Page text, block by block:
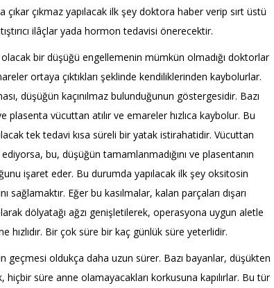
çıkmaz yapılacak ilk şey doktora haber verip sırt üstü
ilâçlar yada hormon tedavisi önerecektir.
bir düşüğü engellemenin mümkün olmadığı doktorlar
ortaya çıktıkları şeklinde kendiliklerinden kaybolurlar.
düşüğün kaçınılmaz bulunduğunun göstergesidir. Bazı
vücuttan atılır ve emareler hızlıca kaybolur. Bu
tek tedavi kısa süreli bir yatak istirahatidir. Vücuttan
bu, düşüğün tamamlanmadığını ve plasentanın
işaret eder. Bu durumda yapılacak ilk şey oksitosin
sağlamaktır. Eğer bu kasılmalar, kalan parçaları dışarı
dölyatağı ağzı genişletilerek, operasyona uygun aletle
hızlıdır. Bir çok süre bir kaç günlük süre yeterlidir.
geçmesi oldukça daha uzun sürer. Bazı bayanlar, düşükten
süre anne olamayacakları korkusuna kapılırlar. Bu tür